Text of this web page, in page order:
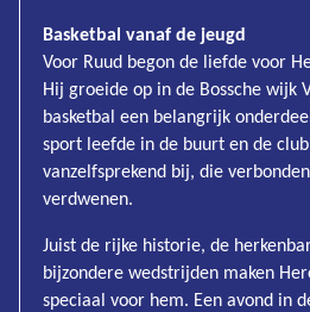
Basketbal vanaf de jeugd
Voor Ruud begon de liefde voor
Hij groeide op in de Bossche wijk
basketbal een belangrijk
sport leefde in de buurt en de
vanzelfsprekend bij, die
verdwenen.
Juist de rijke historie, de
bijzondere wedstrijden maken
speciaal voor hem. Een avond in